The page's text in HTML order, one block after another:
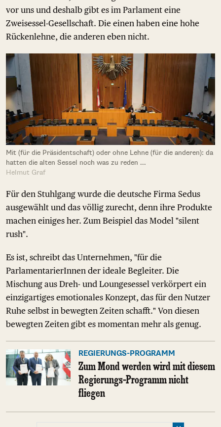
vor uns und deshalb gibt es im Parlament eine
Zweisessel-Gesellschaft. Die einen haben eine hohe
Rückenlehne, die anderen eben nicht.
Mit (für die Präsidentschaft) oder ohne Lehne (für die anderen): da
hatten die alten Sessel noch was zu reden ...
Helmut Graf
Für den Stuhlgang wurde die deutsche Firma Sedus
ausgewählt und das völlig zurecht, denn ihre Produkte
machen einiges her. Zum Beispiel das Model "silent
rush".
Es ist, schreibt das Unternehmen, "für die
ParlamentarierInnen der ideale Begleiter. Die
Mischung aus Dreh- und Loungesessel verkörpert ein
einzigartiges emotionales Konzept, das für den Nutzer
Ruhe selbst in bewegten Zeiten schafft." Von diesen
bewegten Zeiten gibt es momentan mehr als genug.
REGIERUNGS-PROGRAMM
Zum Mond werden wird mit diesem
Regierungs-Programm nicht
fliegen